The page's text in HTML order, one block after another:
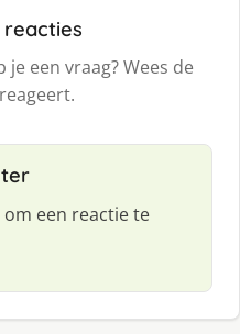
een vraag? Wees de
om een reactie te